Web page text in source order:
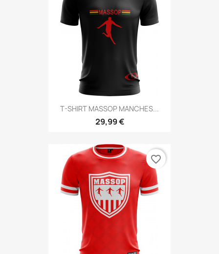
T-SHIRT MASSOP MANCHES...
29,99 €
favorite_border